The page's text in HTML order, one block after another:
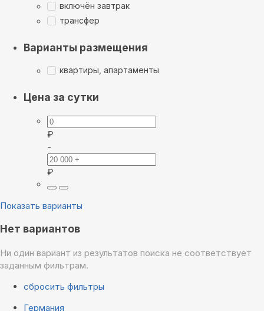
включён завтрак
трансфер
Варианты размещения
квартиры, апартаменты
Цена за сутки
₽
-
₽
Показать варианты
Нет вариантов
Ни один вариант из результатов поиска не соответствует
заданным фильтрам.
сбросить фильтры
Германия